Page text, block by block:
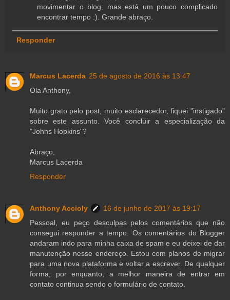
movimentar o blog, mas está um pouco complicado
encontrar tempo :). Grande abraço.
Responder
Marcus Lacerda 25 de agosto de 2016 às 13:47
Ola Anthony,
Muito grato pelo post, muito esclarecedor, fiquei "instigado"
sobre este assunto. Você concluir a especialização da
"Johns Hopkins"?
Abraço,
Marcus Lacerda
Responder
Anthony Accioly
16 de junho de 2017 às 19:17
Pessoal, eu peço desculpas pelos comentários que não
consegui responder a tempo. Os comentários do Blogger
andaram indo para minha caixa de spam e eu deixei de dar
manutenção nesse endereço. Estou com planos de migrar
para uma nova plataforma e voltar a escrever. De qualquer
forma, por enquanto, a melhor maneira de entrar em
contato continua sendo o formulário de contato.